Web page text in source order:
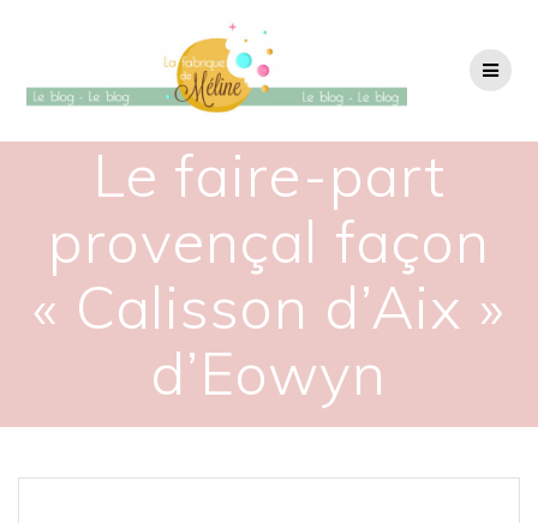
contenu
Le faire-part
provençal façon
« Calisson d’Aix »
d’Eowyn